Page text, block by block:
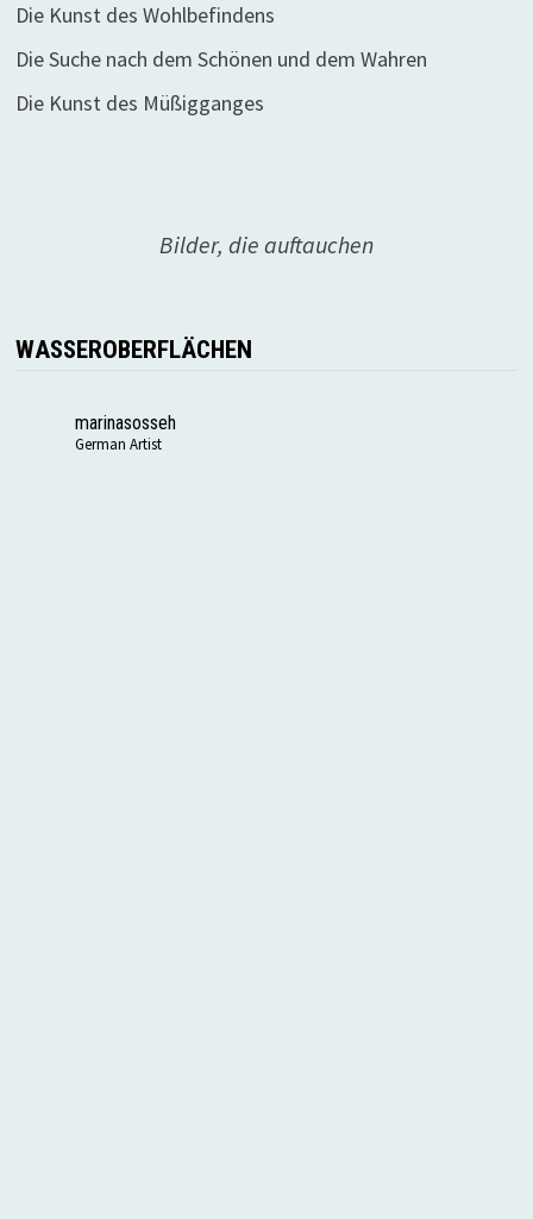
Die Kunst des Wohlbefindens
Die Suche nach dem Schönen und dem Wahren
Die Kunst des Müßigganges
Bilder, die auftauchen
WASSEROBERFLÄCHEN
marinasosseh
German Artist